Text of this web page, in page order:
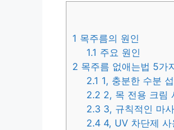
1 목주름의 원인
1.1 주요 원인
2 목주름 없애는법 5가
2.1 1, 충분한 수분
2.2 2, 목 전용 크림
2.3 3, 규칙적인 마
2.4 4, UV 차단제 사